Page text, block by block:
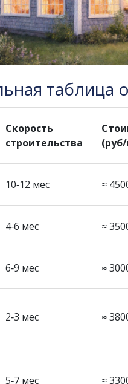
таблица
Скорость
строительства
10‑12 мес ≈
4‑6 мес ≈
6‑9 мес ≈
2‑3 мес ≈
5‑7 мес ≈